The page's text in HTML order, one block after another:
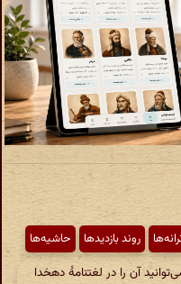
روند بازدیدها حاشیه‌ها
آن را در لغتنامهٔ دهخدا